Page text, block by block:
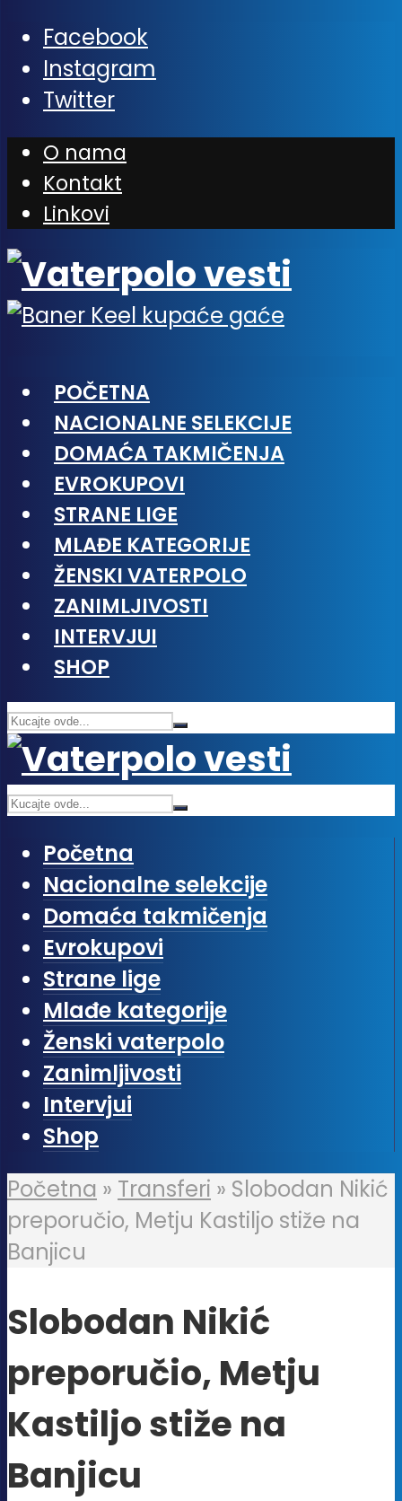
Facebook
Instagram
Twitter
O nama
Kontakt
Linkovi
POČETNA
NACIONALNE SELEKCIJE
DOMAĆA TAKMIČENJA
EVROKUPOVI
STRANE LIGE
MLAĐE KATEGORIJE
ŽENSKI VATERPOLO
ZANIMLJIVOSTI
INTERVJUI
SHOP
Početna
Nacionalne selekcije
Domaća takmičenja
Evrokupovi
Strane lige
Mlađe kategorije
Ženski vaterpolo
Zanimljivosti
Intervjui
Shop
Početna » Transferi » Slobodan Nikić
preporučio, Metju Kastiljo stiže na
Banjicu
Slobodan Nikić
preporučio, Metju
Kastiljo stiže na
Banjicu